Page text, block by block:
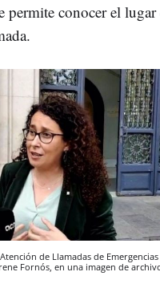
permite conocer el lugar
de Llamadas de Emergencias
Fornós, en una imagen de